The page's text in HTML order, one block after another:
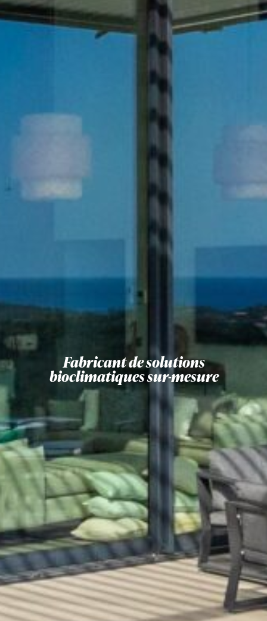
Fabricant de solutions
bioclimatiques sur-mesure